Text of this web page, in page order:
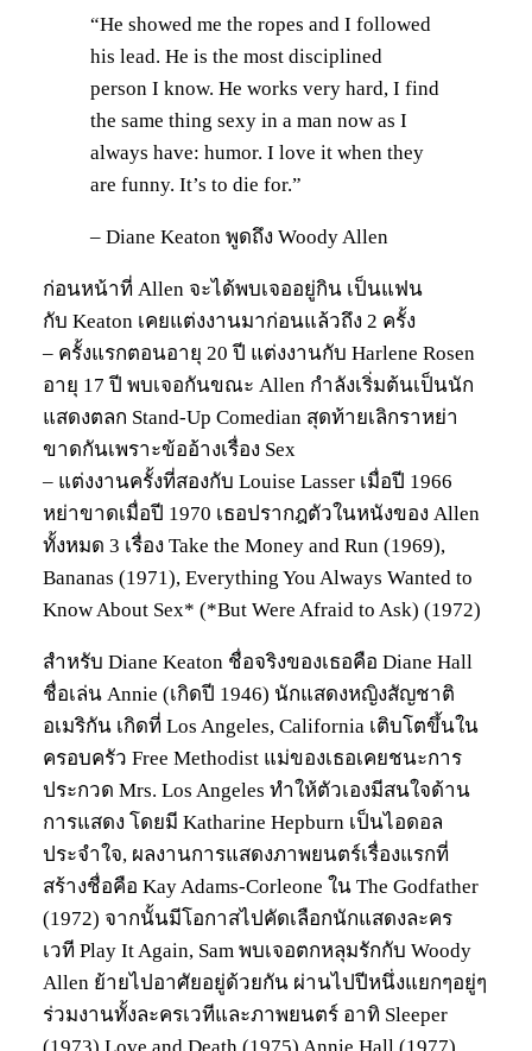
“He showed me the ropes and I followed
his lead. He is the most disciplined
person I know. He works very hard, I find
the same thing sexy in a man now as I
always have: humor. I love it when they
are funny. It’s to die for.”
– Diane Keaton พูดถึง Woody Allen
ก่อนหน้าที่ Allen จะได้พบเจออยู่กิน เป็นแฟน
กับ Keaton เคยแต่งงานมาก่อนแล้วถึง 2 ครั้ง
– ครั้งแรกตอนอายุ 20 ปี แต่งงานกับ Harlene Rosen
อายุ 17 ปี พบเจอกันขณะ Allen กำลังเริ่มต้นเป็นนัก
แสดงตลก Stand-Up Comedian สุดท้ายเลิกราหย่า
ขาดกันเพราะข้ออ้างเรื่อง Sex
– แต่งงานครั้งที่สองกับ Louise Lasser เมื่อปี 1966
หย่าขาดเมื่อปี 1970 เธอปรากฎตัวในหนังของ Allen
ทั้งหมด 3 เรื่อง Take the Money and Run (1969),
Bananas (1971), Everything You Always Wanted to
Know About Sex* (*But Were Afraid to Ask) (1972)
สำหรับ Diane Keaton ชื่อจริงของเธอคือ Diane Hall
ชื่อเล่น Annie (เกิดปี 1946) นักแสดงหญิงสัญชาติ
อเมริกัน เกิดที่ Los Angeles, California เติบโตขึ้นใน
ครอบครัว Free Methodist แม่ของเธอเคยชนะการ
ประกวด Mrs. Los Angeles ทำให้ตัวเองมีสนใจด้าน
การแสดง โดยมี Katharine Hepburn เป็นไอดอล
ประจำใจ, ผลงานการแสดงภาพยนตร์เรื่องแรกที่
สร้างชื่อคือ Kay Adams-Corleone ใน The Godfather
(1972) จากนั้นมีโอกาสไปคัดเลือกนักแสดงละคร
เวที Play It Again, Sam พบเจอตกหลุมรักกับ Woody
Allen ย้ายไปอาศัยอยู่ด้วยกัน ผ่านไปปีหนึ่งแยกๆอยู่ๆ
ร่วมงานทั้งละครเวทีและภาพยนตร์ อาทิ Sleeper
(1973) Love and Death (1975) Annie Hall (1977)